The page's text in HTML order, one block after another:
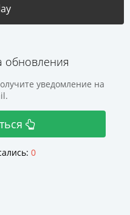
обновления
уведомление на
0